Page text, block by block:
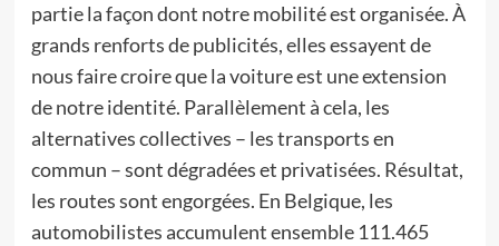
partie la façon dont notre mobilité est organisée. À
grands renforts de publicités, elles essayent de
nous faire croire que la voiture est une extension
de notre identité. Parallèlement à cela, les
alternatives collectives – les transports en
commun – sont dégradées et privatisées. Résultat,
les routes sont engorgées. En Belgique, les
automobilistes accumulent ensemble 111.465